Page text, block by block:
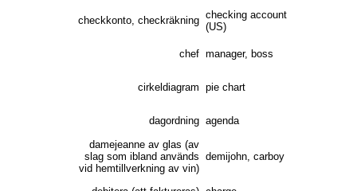
checkkonto, checkräkning checking account
(US)
chef manager, boss
cirkeldiagram pie chart
dagordning agenda
damejeanne av glas (av
slag som ibland används
vid hemtillverkning av vin)
demijohn, carboy